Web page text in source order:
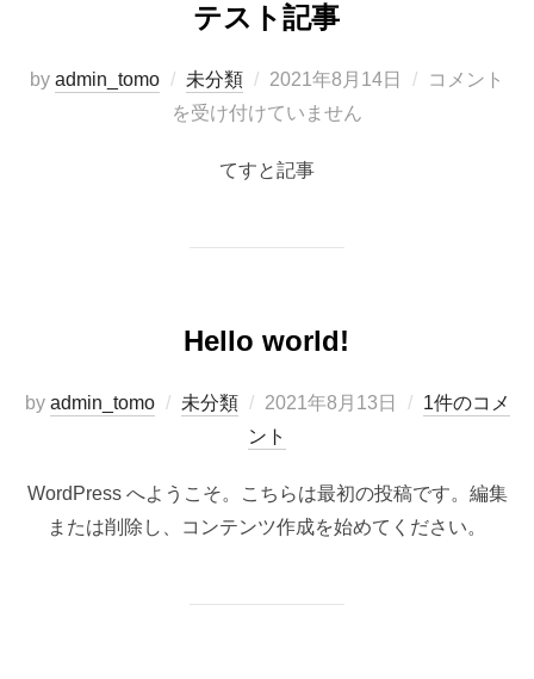
テスト記事
by admin_tomo 未分類
投
稿
2021年8月14日
コメント
を受け付けていません
てすと記事
Hello world!
by admin_tomo 未分類
投
稿
2021年8月13日
1件のコメ
ント
WordPress へようこそ。こちらは最初の投稿です。編集
または削除し、コンテンツ作成を始めてください。